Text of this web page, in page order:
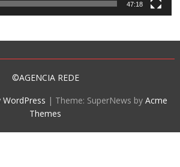
47:18
©AGENCIA REDE
| Theme: SuperNews byAcme
Themes